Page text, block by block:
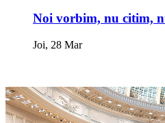
Noi vorbim, nu citim,
Joi, 28 Mar